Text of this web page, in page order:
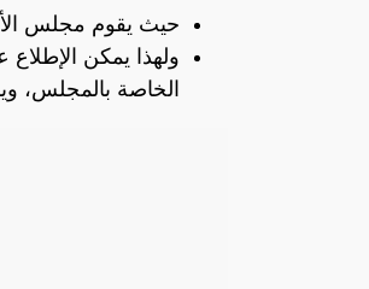
حيث يقوم مجلس
ولهذا يمكن
الخاصة بالمجلس،